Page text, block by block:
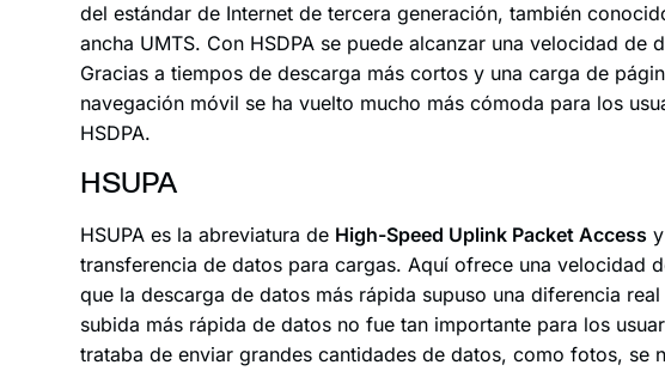
del estándar de Internet de tercera generación, también
ancha UMTS. Con HSDPA se puede alcanzar una velocidad de
Gracias a tiempos de descarga más cortos y una carga de
navegación móvil se ha vuelto mucho más cómoda para los
HSDPA.
HSUPA
HSUPA es la abreviatura de High-Speed Uplink Packet Access
transferencia de datos para cargas. Aquí ofrece una velocidad
que la descarga de datos más rápida supuso una diferencia
subida más rápida de datos no fue tan importante para los
trataba de enviar grandes cantidades de datos, como fotos, se